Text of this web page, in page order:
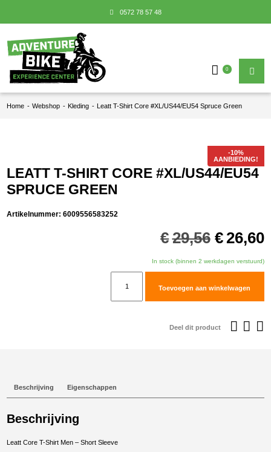
0572 78 57 48
0
Home - Webshop - Kleding - Leatt T-Shirt Core #XL/US44/EU54 Spruce Green
AANBIEDING!
LEATT T-SHIRT CORE #XL/US44/EU54
SPRUCE GREEN
Artikelnummer:6009556583252
€29,56
prijs
was:
€26,60
In stock (binnen 2 werkdagen verstuurd)
Toevoegen aan winkelwagen
Deel dit product
Beschrijving Eigenschappen
Beschrijving
Leatt Core T-Shirt Men – Short Sleeve